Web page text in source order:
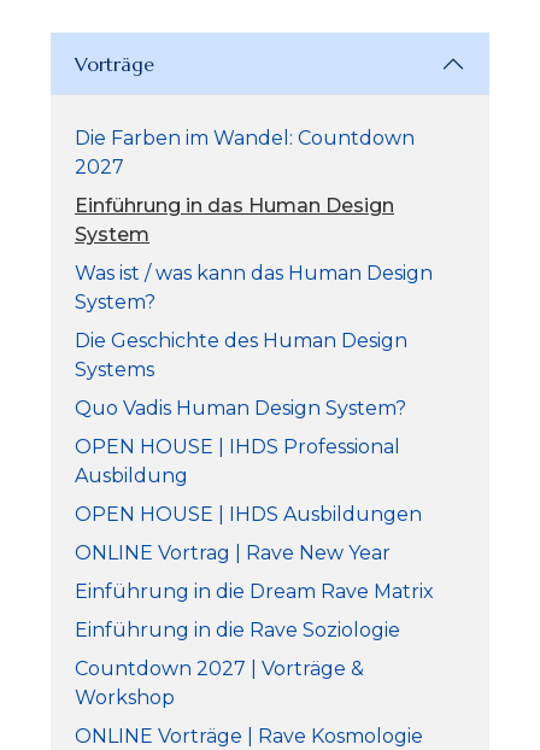
Vorträge
Die Farben im Wandel: Countdown
2027
Einführung in das Human Design
System
Was ist / was kann das Human Design
System?
Die Geschichte des Human Design
Systems
Quo Vadis Human Design System?
OPEN HOUSE | IHDS Professional
Ausbildung
OPEN HOUSE | IHDS Ausbildungen
ONLINE Vortrag | Rave New Year
Einführung in die Dream Rave Matrix
Einführung in die Rave Soziologie
Countdown 2027 | Vorträge &
Workshop
ONLINE Vorträge | Rave Kosmologie